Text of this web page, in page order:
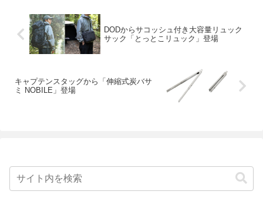
DODからサコッシュ付き大容量リュック
サック「とっとこリュック」登場
キャプテンスタッグから「伸縮式炭バサ
ミ NOBILE」登場